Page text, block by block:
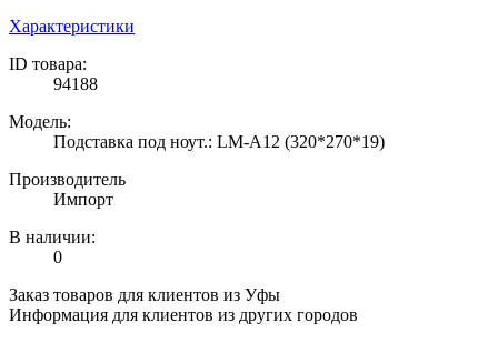
Характеристики
ID товара:
94188
Модель:
Подставка под ноут.: LM-A12 (320*270*19)
Производитель
Импорт
В наличии:
0
Заказ товаров для клиентов из Уфы
Информация для клиентов из других городов